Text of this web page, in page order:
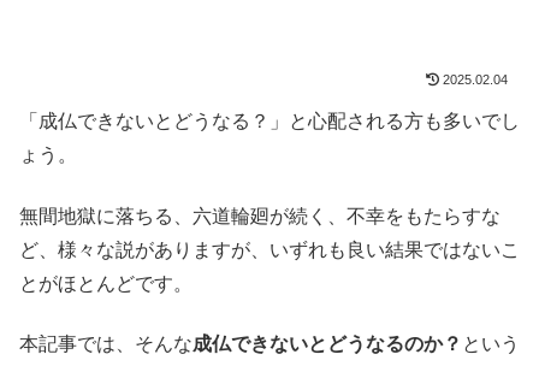
2025.02.04
「成仏できないとどうなる？」と心配される方も多いでし
ょう。
無間地獄に落ちる、六道輪廻が続く、不幸をもたらすな
ど、様々な説がありますが、いずれも良い結果ではないこ
とがほとんどです。
本記事では、そんな成仏できないとどうなるのか？ という